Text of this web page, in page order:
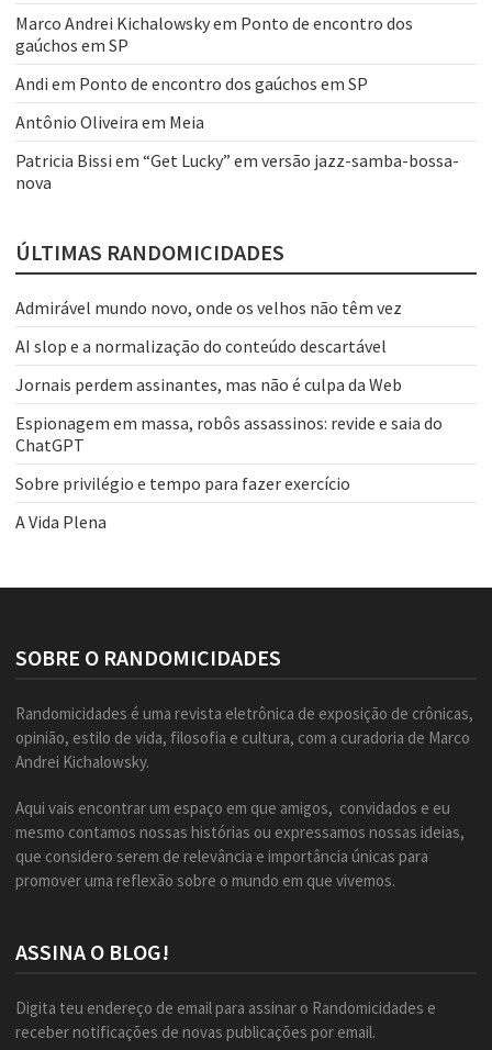
Marco Andrei Kichalowskyem Ponto de encontro dos
gaúchos em SP
Andi em Ponto de encontro dos gaúchos em SP
Antônio Oliveira em Meia
Patricia Bissi em “Get Lucky” em versão jazz-samba-bossa-
nova
ÚLTIMAS RANDOMICIDADES
Admirável mundo novo, onde os velhos não têm vez
AI slop e a normalização do conteúdo descartável
Jornais perdem assinantes, mas não é culpa da Web
Espionagem em massa, robôs assassinos: revide e saia do
ChatGPT
Sobre privilégio e tempo para fazer exercício
A Vida Plena
SOBRE O RANDOMICIDADES
Randomicidades é uma revista eletrônica de exposição de crônicas,
opinião, estilo de vida, filosofia e cultura, com a curadoria de Marco
Andrei Kichalowsky.
Aqui vais encontrar um espaço em que amigos, convidados e eu
mesmo contamos nossas histórias ou expressamos nossas ideias,
que considero serem de relevância e importância únicas para
promover uma reflexão sobre o mundo em que vivemos.
ASSINA O BLOG!
Digita teu endereço de email para assinar o Randomicidades e
receber notificações de novas publicações por email.